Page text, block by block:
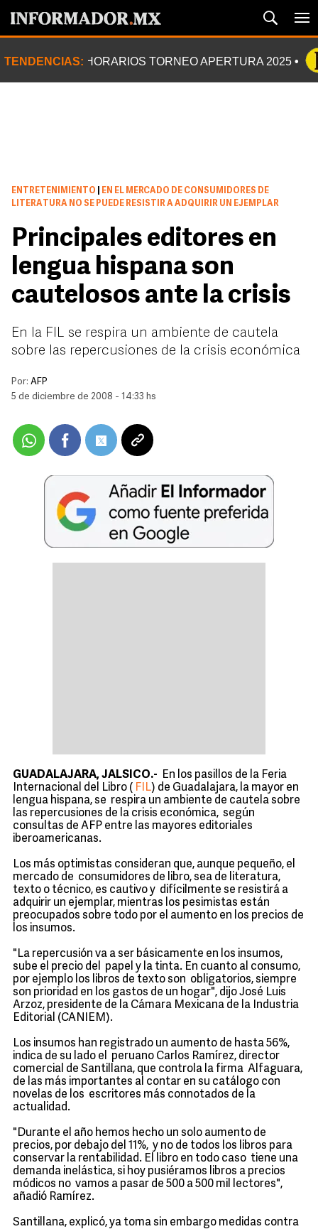
TENDENCIAS: HORARIOS TORNEO APERTURA 2025
ENTRETENIMIENTO
EN EL MERCADO DE CONSUMIDORES DE
LITERATURA NO SE PUEDE RESISTIR A ADQUIRIR UN EJEMPLAR
Principales editores en
lengua hispana son
cautelosos ante la crisis
En la FIL se respira un ambiente de cautela
sobre las repercusiones de la crisis económica
Por: AFP
5 de diciembre de 2008 - 14:33 hs
GUADALAJARA, JALSICO.-
En los pasillos de la Feria
Internacional del Libro ( FIL) de Guadalajara, la mayor en
lengua hispana, se respira un ambiente de cautela sobre
las repercusiones de la crisis económica, según
consultas de AFP entre las mayores editoriales
iberoamericanas.
Los más optimistas consideran que, aunque pequeño, el
mercado de consumidores de libro, sea de literatura,
texto o técnico, es cautivo y difícilmente se resistirá a
adquirir un ejemplar, mientras los pesimistas están
preocupados sobre todo por el aumento en los precios de
los insumos.
"La repercusión va a ser básicamente en los insumos,
sube el precio del papel y la tinta. En cuanto al consumo,
por ejemplo los libros de texto son obligatorios, siempre
son prioridad en los gastos de un hogar", dijo José Luis
Arzoz, presidente de la Cámara Mexicana de la Industria
Editorial (CANIEM).
Los insumos han registrado un aumento de hasta 56%,
indica de su lado el peruano Carlos Ramírez, director
comercial de Santillana, que controla la firma Alfaguara,
de las más importantes al contar en su catálogo con
novelas de los escritores más connotados de la
actualidad.
"Durante el año hemos hecho un solo aumento de
precios, por debajo del 11%, y no de todos los libros para
conservar la rentabilidad. El libro en todo caso tiene una
demanda inelástica, si hoy pusiéramos libros a precios
módicos no vamos a pasar de 500 a 500 mil lectores",
añadió Ramírez.
Santillana, explicó, ya toma sin embargo medidas contra